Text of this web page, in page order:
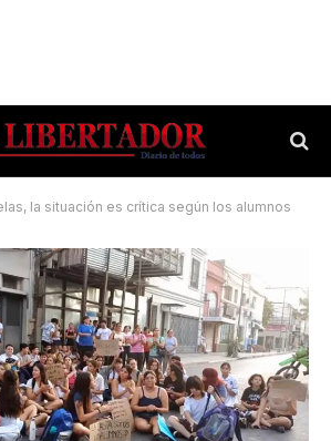
la situación es crítica según los alumnos